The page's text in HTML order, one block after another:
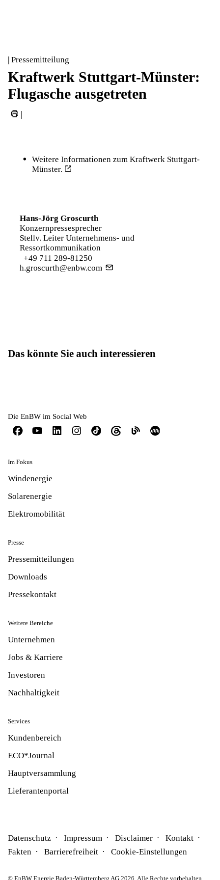
| Pressemitteilung
Kraftwerk Stuttgart-Münster:
Flugasche ausgetreten
|
Weitere Informationen zum Kraftwerk Stuttgart-
Münster.
Hans-Jörg Groscurth
Konzernpressesprecher
Stellv. Leiter Unternehmens- und
Ressortkommunikation
+49 711 289-81250
h.groscurth@enbw.com
Das könnte Sie auch interessieren
Die EnBW im Social Web
Im Fokus
Windenergie
Solarenergie
Elektromobilität
Presse
Pressemitteilungen
Downloads
Pressekontakt
Weitere Bereiche
Unternehmen
Jobs & Karriere
Investoren
Nachhaltigkeit
Services
Kundenbereich
ECO*Journal
Hauptversammlung
Lieferantenportal
Datenschutz Impressum Disclaimer
Kontakt
Fakten
Barrierefreiheit Cookie-Einstellungen
© EnBW Energie Baden-Württemberg AG 2026. Alle Rechte vorbehalten.